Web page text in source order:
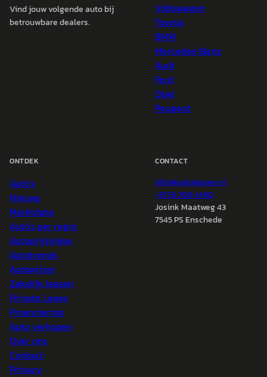
Vind jouw volgende auto bij
betrouwbare dealers.
Volkswagen
Toyota
BMW
Mercedes-Benz
Audi
Ford
Opel
Peugeot
ONTDEK
Auto's
Nieuws
Marktdata
Auto's per regio
Autoprijsindex
Autotrends
Autowijzer
Zakelijk leasen
Private Lease
Financiering
Auto verkopen
Over ons
Contact
Privacy
CONTACT
info@autokopen.nl
+31 53 208 4490
Josink Maatweg 43
7545 PS Enschede